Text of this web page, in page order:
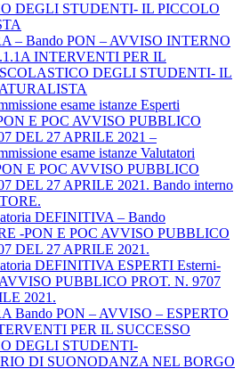
DEGLI STUDENTI- IL PICCOLO
– Bando PON – AVVISO INTERNO
INTERVENTI PER IL
DEGLI STUDENTI- IL
esame istanze Esperti
E POC AVVISO PUBBLICO
DEL 27 APRILE 2021 –
esame istanze Valutatori
E POC AVVISO PUBBLICO
DEL 27 APRILE 2021. Bando interno
DEFINITIVA – Bando
-PON E POC AVVISO PUBBLICO
DEL 27 APRILE 2021.
DEFINITIVA ESPERTI Esterni-
PUBBLICO PROT. N. 9707
2021.
Bando PON – AVVISO – ESPERTO
PER IL SUCCESSO
DEGLI STUDENTI-
DI SUONODANZA NEL BORGO